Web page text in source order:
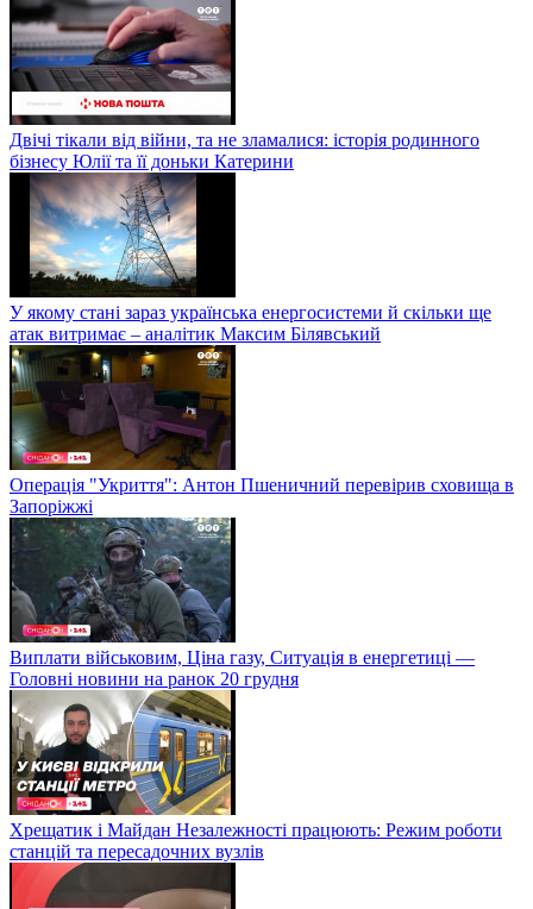
Двічі тікали від війни, та не зламалися: історія родинного
бізнесу Юлії та її доньки Катерини
У якому стані зараз українська енергосистеми й скільки ще
атак витримає – аналітик Максим Білявський
Операція "Укриття": Антон Пшеничний перевірив сховища в
Запоріжжі
Виплати військовим, Ціна газу, Ситуація в енергетиці —
Головні новини на ранок 20 грудня
Хрещатик і Майдан Незалежності працюють: Режим роботи
станцій та пересадочних вузлів